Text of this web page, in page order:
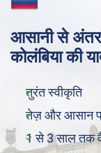
आसानी से
कोलंबिया की
तुरंत स्वीकृति
तेज़ और आसान
1 से 3 साल तक